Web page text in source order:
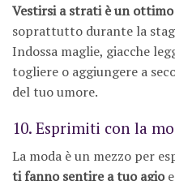
Vestirsi a strati è un
soprattutto durante la
Indossa maglie, giacche
togliere o aggiungere a
del tuo umore.
10. Esprimiti con la
La moda è un mezzo per
ti fanno sentire a tuo agio